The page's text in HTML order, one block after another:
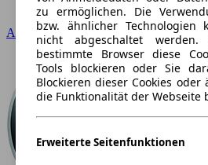
Audi
zu ermöglichen. Die
bzw. ähnlicher Technologien
nicht abgeschaltet werden.
bestimmte Browser diese
Tools blockieren oder Sie
Blockieren dieser Cookies oder
die Funktionalität der Webseite
Erweiterte Seitenfunktionen